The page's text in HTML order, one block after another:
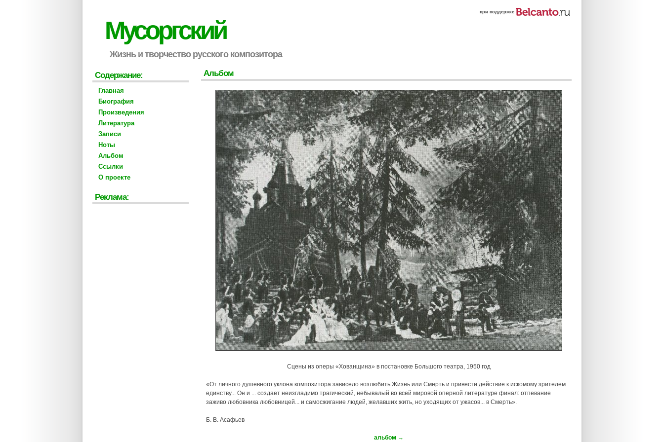
при поддержке
Мусоргский
Жизнь и творчество русского композитора
Альбом
Сцены из оперы «Хованщина» в постановке Большого театра, 1950 год
«От личного душевного уклона композитора зависело возлюбить Жизнь или Смерть и привести действие к искомому зрителем
единству... Он и ... создает неизгладимо трагический, небывалый во всей мировой оперной литературе финал: отпевание
заживо любовника любовницей... и самосжигание людей, желавших жить, но уходящих от ужасов... в Смерть».
Б. В. Асафьев
альбом →
Содержание:
Главная
Биография
Произведения
Литература
Записи
Ноты
Альбом
Ссылки
О проекте
Реклама: